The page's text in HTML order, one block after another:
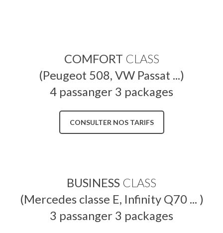
COMFORT CLASS
(Peugeot 508, VW Passat ...)
4 passanger 3 packages
CONSULTER NOS TARIFS
BUSINESS CLASS
(Mercedes classe E, Infinity Q70 ... )
3 passanger 3 packages